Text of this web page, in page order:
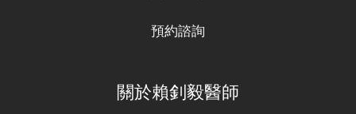
預約諮詢
關於賴釗毅醫師